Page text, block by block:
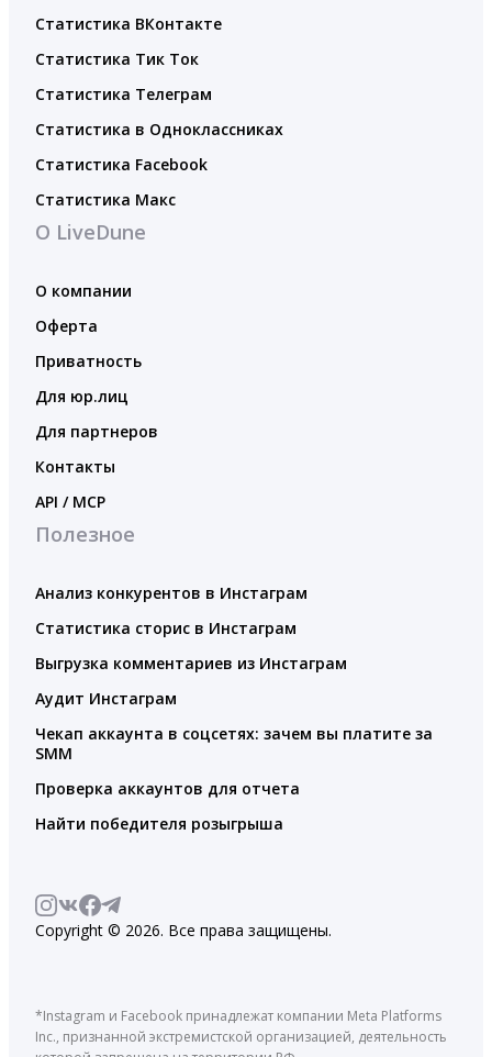
Статистика ВКонтакте
Статистика Тик Ток
Статистика Телеграм
Статистика в Одноклассниках
Статистика Facebook
Статистика Макс
О LiveDune
О компании
Оферта
Приватность
Для юр.лиц
Для партнеров
Контакты
API / MCP
Полезное
Анализ конкурентов в Инстаграм
Статистика сторис в Инстаграм
Выгрузка комментариев из Инстаграм
Аудит Инстаграм
Чекап аккаунта в соцсетях: зачем вы платите за
SMM
Проверка аккаунтов для отчета
Найти победителя розыгрыша
Copyright © 2026. Все права защищены.
*Instagram и Facebook принадлежат компании Meta Platforms
Inc., признанной экстремистской организацией, деятельность